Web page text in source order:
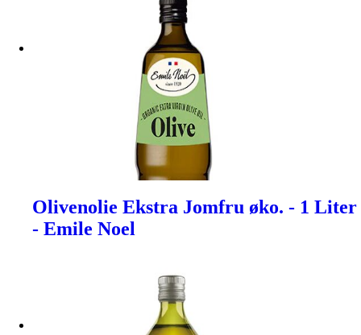
Olivenolie Ekstra Jomfru øko. - 1 Liter
- Emile Noel